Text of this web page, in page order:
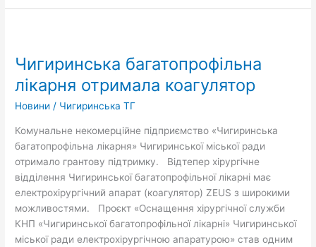
Чигиринська багатопрофільна
лікарня отримала коагулятор
Новини / Чигиринська ТГ
Комунальне некомерційне підприємство «Чигиринська
багатопрофільна лікарня» Чигиринської міської ради
отримало грантову підтримку. Відтепер хірургічне
відділення Чигиринської багатопрофільної лікарні має
електрохірургічний апарат (коагулятор) ZEUS з широкими
можливостями. Проєкт «Оснащення хірургічної служби
КНП «Чигиринської багатопрофільної лікарні» Чигиринської
міської ради електрохірургічною апаратурою» став одним
лікарня
отримала
коагулятор